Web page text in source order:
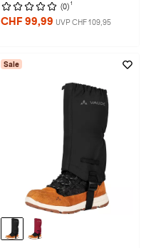
(0) 1
CHF 99,99 UVP CHF 109,95
Sale